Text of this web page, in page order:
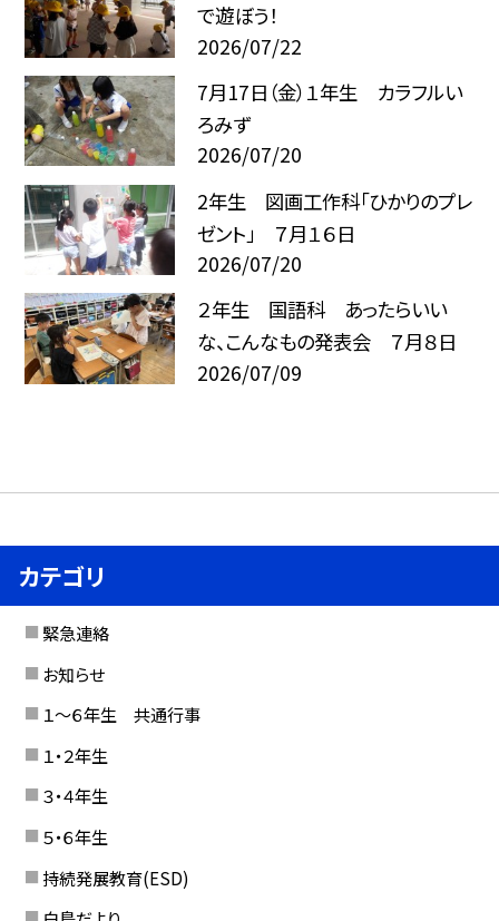
で遊ぼう！
2026/07/22
7月17日（金）１年生 カラフルい
ろみず
2026/07/20
2年生 図画工作科「ひかりのプレ
ゼント」 ７月１６日
2026/07/20
２年生 国語科 あったらいい
な、こんなもの発表会 ７月８日
2026/07/09
カテゴリ
緊急連絡
お知らせ
１〜６年生 共通行事
１・２年生
３・４年生
５・６年生
持続発展教育(ESD)